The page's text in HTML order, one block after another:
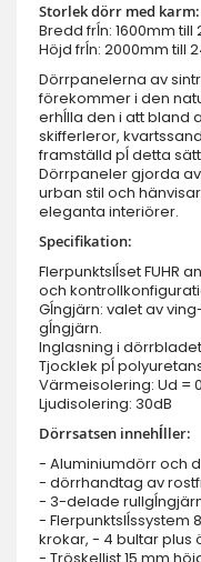
Storlek dörr med karm:
Bredd frĺn: 1600mm till
Höjd frĺn: 2000mm till
Dörrpanelerna av
förekommer i den
erhĺlla den i att bland
skifferleror,
framställd pĺ detta
Dörrpaneler gjorda
urban stil och
eleganta interiörer.
Specifikation:
Flerpunktslĺset FUHR
och
Gĺngjärn: valet av
gĺngjärn.
Inglasning i
Tjocklek pĺ
Värmeisolering: Ud =
Ljudisolering: 30dB
Dörrsatsen innehĺller:
- Aluminiumdörr och
- dörrhandtag av
- 3-delade
- Flerpunktslĺssystem
krokar, - 4 bultar plus